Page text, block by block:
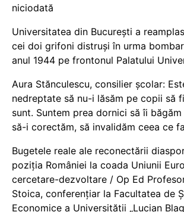
niciodată
Universitatea din București a
cei doi grifoni distruși în urma
anul 1944 pe frontonul Palatului
Aura Stănculescu, consilier școlar:
nedreptate să nu-i lăsăm pe copii să
sunt. Suntem prea dornici să îi
să-i corectăm, să invalidăm ceea ce
Bugetele reale ale reconectării
poziția României la coada Uniunii
cercetare-dezvoltare / Op Ed
Stoica, conferențiar la Facultatea de
Economice a Universității „Lucian